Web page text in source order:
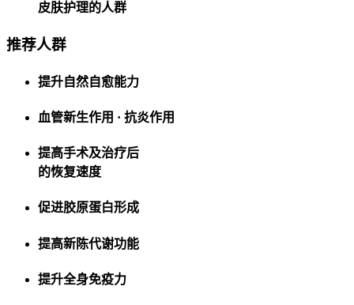
皮肤护理的人群
推荐人群
提升自然自愈能力
血管新生作用 · 抗炎作用
提高手术及治疗后
的恢复速度
促进胶原蛋白形成
提高新陈代谢功能
提升全身免疫力